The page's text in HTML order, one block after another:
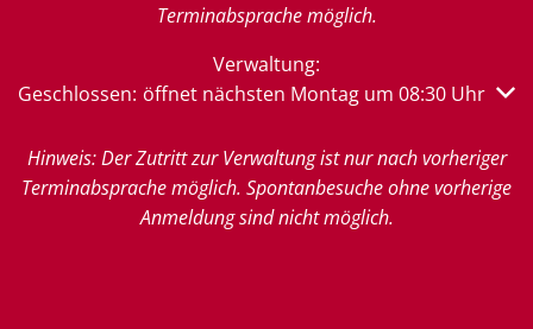
Terminabsprache möglich.
Verwaltung:
Klicken, um weitere Öffnungs- oder Schließzeiten
Geschlossen: öffnet nächsten Montag um 08:30 Uhr
Hinweis: Der Zutritt zur Verwaltung ist nur nach vorheriger
Terminabsprache möglich. Spontanbesuche ohne vorherige
Anmeldung sind nicht möglich.